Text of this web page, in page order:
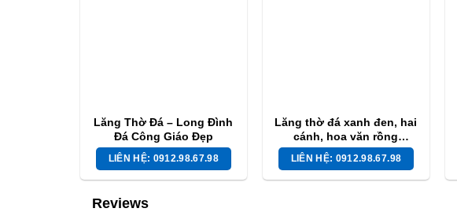
Lăng Thờ Đá – Long Đình
Đá Công Giáo Đẹp
LIÊN HỆ: 0912.98.67.98
Lăng thờ đá xanh đen, hai
cánh, hoa văn rồng
phượng – NB 48
LIÊN HỆ: 0912.98.67.98
Reviews